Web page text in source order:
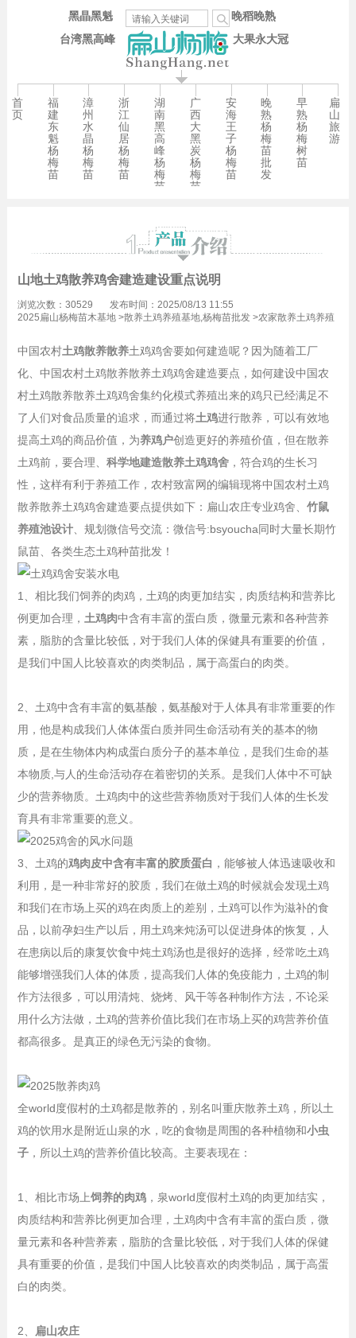
台湾黑高峰
晚稻晚熟
大果永大冠
黑晶黑魁
首
页
福
建
东
魁
杨
梅
苗
漳
州
水
晶
杨
梅
苗
浙
江
仙
居
杨
梅
苗
湖
南
黑
高
峰
杨
梅
苗
广
西
大
黑
炭
杨
梅
苗
安
海
王
子
杨
梅
苗
晚
熟
杨
梅
苗
批
发
早
熟
杨
梅
树
苗
扁
山
旅
游
山地土鸡散养鸡舍建造建设重点说明
浏览次数：30529
发布时间：2025/08/13 11:55
2025扁山杨梅苗木基地>散养土鸡养殖基地,杨梅苗批发>农家散养土鸡养殖
中国农村土鸡散养散养土鸡鸡舍要如何建造呢？因为随着工厂
化、中国农村土鸡散养散养土鸡鸡舍建造要点，如何建设中国农
村土鸡散养散养土鸡鸡舍集约化模式养殖出来的鸡只已经满足不
了人们对食品质量的追求，而通过将土鸡进行散养，可以有效地
提高土鸡的商品价值，为养鸡户创造更好的养殖价值，但在散养
土鸡前，要合理、 科学地建造散养土鸡鸡舍，符合鸡的生长习
性，这样有利于养殖工作，农村致富网的编辑现将中国农村土鸡
散养散养土鸡鸡舍建造要点提供如下：扁山农庄专业鸡舍、 竹鼠
养殖池设计、规划微信号交流：微信号:bsyoucha同时大量长期竹
鼠苗、各类生态土鸡种苗批发！
1、相比我们饲养的肉鸡，土鸡的肉更加结实，肉质结构和营养比
例更加合理， 土鸡肉中含有丰富的蛋白质，微量元素和各种营养
素，脂肪的含量比较低，对于我们人体的保健具有重要的价值，
是我们中国人比较喜欢的肉类制品，属于高蛋白的肉类。
2、土鸡中含有丰富的氨基酸，氨基酸对于人体具有非常重要的作
用，他是构成我们人体体蛋白质并同生命活动有关的基本的物
质，是在生物体内构成蛋白质分子的基本单位，是我们生命的基
本物质,与人的生命活动存在着密切的关系。是我们人体中不可缺
少的营养物质。土鸡肉中的这些营养物质对于我们人体的生长发
育具有非常重要的意义。
3、土鸡的鸡肉皮中含有丰富的胶质蛋白 ，能够被人体迅速吸收和
利用，是一种非常好的胶质，我们在做土鸡的时候就会发现土鸡
和我们在市场上买的鸡在肉质上的差别，土鸡可以作为滋补的食
品，以前孕妇生产以后，用土鸡来炖汤可以促进身体的恢复，人
在患病以后的康复饮食中炖土鸡汤也是很好的选择，经常吃土鸡
能够增强我们人体的体质，提高我们人体的免疫能力，土鸡的制
作方法很多，可以用清炖、烧烤、风干等各种制作方法，不论采
用什么方法做，土鸡的营养价值比我们在市场上买的鸡营养价值
都高很多。是真正的绿色无污染的食物。
全world度假村的土鸡都是散养的，别名叫重庆散养土鸡，所以土
鸡的饮用水是附近山泉的水，吃的食物是周围的各种植物和小虫
子，所以土鸡的营养价值比较高。主要表现在：
1、相比市场上饲养的肉鸡，泉world度假村土鸡的肉更加结实，
肉质结构和营养比例更加合理，土鸡肉中含有丰富的蛋白质，微
量元素和各种营养素，脂肪的含量比较低，对于我们人体的保健
具有重要的价值，是我们中国人比较喜欢的肉类制品，属于高蛋
白的肉类。
2、
扁山农庄